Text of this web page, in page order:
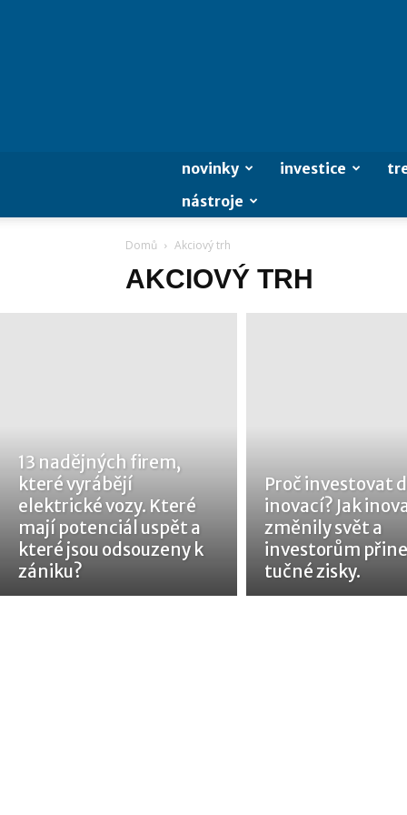
novinky investice
nástroje
Domů Akciový trh
AKCIOVÝ TRH
13 nadějných firem,
které vyrábějí
elektrické vozy. Které
mají potenciál uspět a
které jsou odsouzeny k
zániku?
Proč investovat
inovací? Jak
změnily svět a
investorům
tučné zisky.